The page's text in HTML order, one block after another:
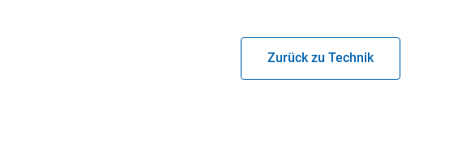
Zurück zu Technik